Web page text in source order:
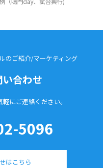
のご紹介/マーケティング
合わせ
軽にご連絡ください。
5096
はこちら